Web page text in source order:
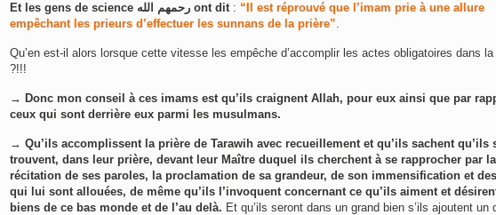
Et les gens de science رحمهم الله ont dit: “Il est réprouvé que l’imam prie à une allure
empêchant les prieurs d’effectuer les sunnans de la prière”.
Qu’en est-il alors lorsque cette vitesse les empêche d’accomplir les actes obligatoires dans la
?!!!
→ Donc mon conseil à ces imams est qu’ils craignent Allah, pour eux ainsi que par
ceux qui sont derrière eux parmi les musulmans.
→ Qu’ils accomplissent la prière de Tarawih avec recueillement et qu’ils sachent qu’ils
trouvent, dans leur prière, devant leur Maître duquel ils cherchent à se rapprocher par la
récitation de ses paroles, la proclamation de sa grandeur, de son immensification et
qui lui sont allouées, de même qu’ils l’invoquent concernant ce qu’ils aiment et
biens de ce bas monde et de l’au delà. Et qu’ils seront dans un grand bien s’ils ajoutent un